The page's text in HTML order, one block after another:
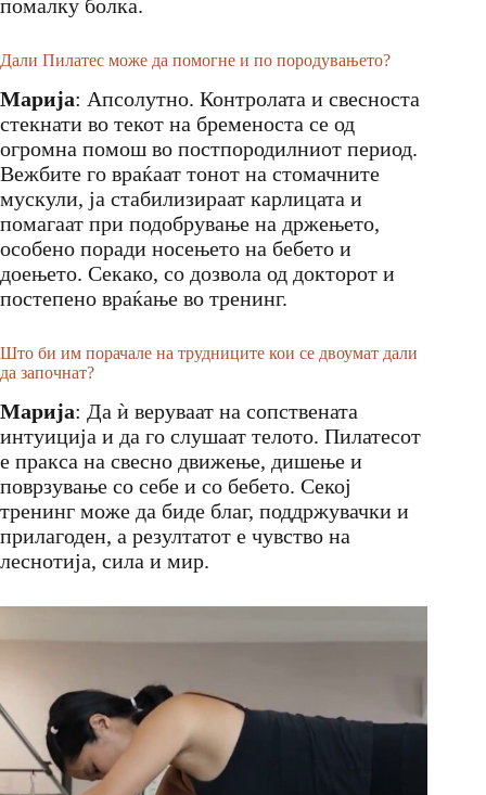
помалку болка.
Дали Пилатес може да помогне и по породувањето?
Марија: Апсолутно. Контролата и свесноста
стекнати во текот на бременоста се од
огромна помош во постпородилниот период.
Вежбите го враќаат тонот на стомачните
мускули, ја стабилизираат карлицата и
помагаат при подобрување на држењето,
особено поради носењето на бебето и
доењето. Секако, со дозвола од докторот и
постепено враќање во тренинг.
Што би им порачале на трудниците кои се двоумат дали
да започнат?
Марија: Да ѝ веруваат на сопствената
интуиција и да го слушаат телото. Пилатесот
е пракса на свесно движење, дишење и
поврзување со себе и со бебето. Секој
тренинг може да биде благ, поддржувачки и
прилагоден, а резултатот е чувство на
леснотија, сила и мир.